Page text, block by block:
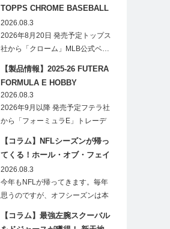
TOPPS CHROME BASEBALL
LOGOFRACTOR
2026.08.3
2026年8月20日 発売予定トップス
社から「クローム」MLB公式ベ…
【製品情報】2025-26 FUTERA
FORMULA E HOBBY
2026.08.3
2026年9月以降 発売予定フテラ社
から「フォーミュラE」トレーデ
【コラム】NFLシーズンが帰っ
てくる！ホール・オブ・フェイ
ムゲームで注目したい7選手
2026.08.3
今年もNFLが帰ってきます。毎年
思うのですが、オフシーズンは本
【コラム】最強左腕スクーバル